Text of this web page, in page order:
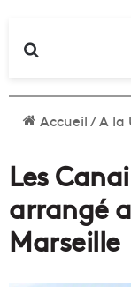
Accueil/A la
Les
arrangé
Marseille